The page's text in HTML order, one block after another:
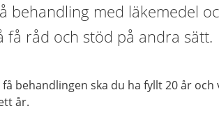
behandling med läkemedel
få råd och stöd på andra sätt.
behandlingen ska du ha fyllt 20 år
år.